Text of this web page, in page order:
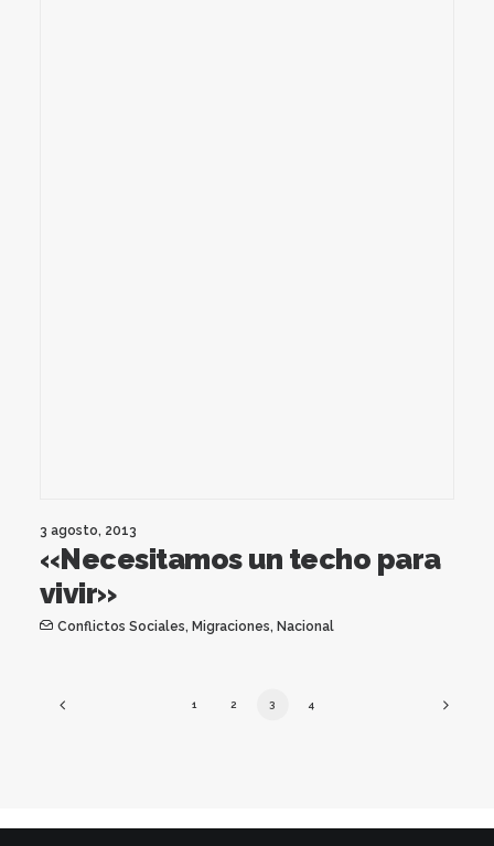
3 agosto, 2013
«Necesitamos un techo para
vivir»
Conflictos Sociales, Migraciones, Nacional
1 2 3 4